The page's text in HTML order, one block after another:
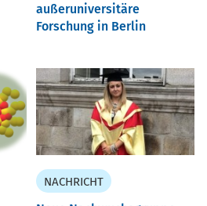
außeruniversitäre
Forschung in Berlin
NACHRICHT